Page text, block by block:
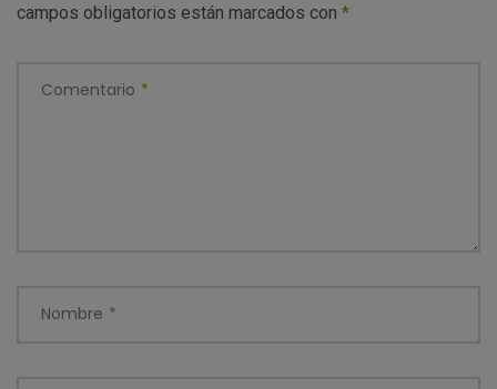
campos obligatorios están marcados con *
Comentario *
Nombre *